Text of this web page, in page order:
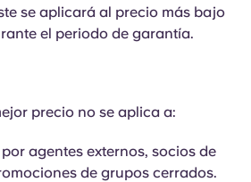
se aplicará al precio más bajo
el periodo de garantía.
precio no se aplica a:
agentes externos, socios de
de grupos cerrados.